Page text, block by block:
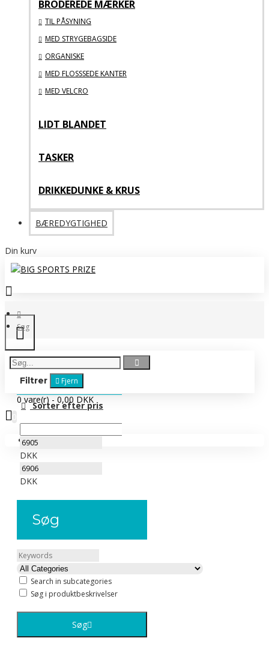
BRODEREDE MÆRKER
TIL PÅSYNING
MED STRYGEBAGSIDE
ORGANISKE
MED FLOSSSEDE KANTER
MED VELCRO
LIDT BLANDET
TASKER
DRIKKEDUNKE & KRUS
BÆREDYGTIGHED
Din kurv
0 vare(r) - 0,00 DKK
Ingen produkter
Søg
Filtrer Fjern
Sorter efter pris
DKK
DKK
Søg
Search in subcategories
Søg i produktbeskrivelser
Søg